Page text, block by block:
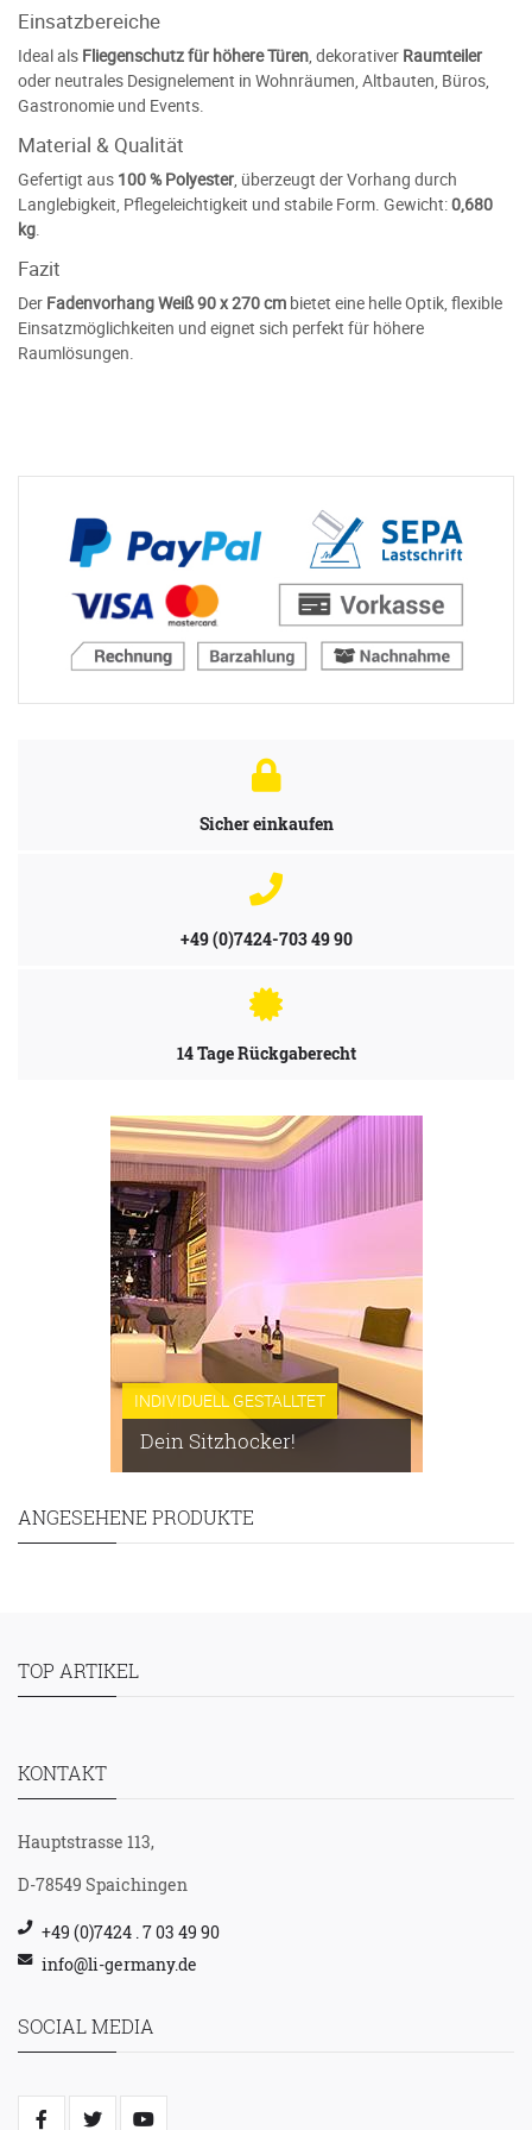
Einsatzbereiche
Ideal als Fliegenschutz für höhere Türen , dekorativer Raumteiler
oder neutrales Designelement in Wohnräumen, Altbauten, Büros,
Gastronomie und Events.
Material & Qualität
Gefertigt aus 100 % Polyester , überzeugt der Vorhang durch
Langlebigkeit, Pflegeleichtigkeit und stabile Form. Gewicht:0,680
kg
Fazit
Der Fadenvorhang Weiß 90 x 270 cm bietet eine helle Optik, flexible
Einsatzmöglichkeiten und eignet sich perfekt für höhere
Raumlösungen.
Sicher einkaufen
+49 (0)7424-703 49 90
14 Tage Rückgaberecht
INDIVIDUELL GESTALLTET
Dein Sitzhocker!
ANGESEHENE PRODUKTE
TOP ARTIKEL
KONTAKT
Hauptstrasse 113,
D-78549 Spaichingen
+49 (0)7424 . 7 03 49 90
info@li-germany.de
SOCIAL MEDIA